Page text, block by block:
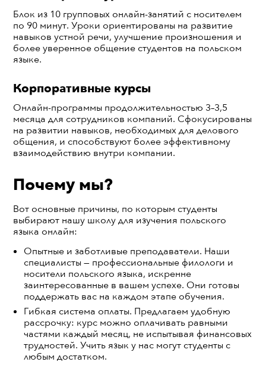
Блок из 10 групповых онлайн-занятий с носителем
по 90 минут. Уроки ориентированы на развитие
навыков устной речи, улучшение произношения и
более уверенное общение студентов на польском
языке.
Корпоративные курсы
Онлайн-программы продолжительностью 3–3,5
месяца для сотрудников компаний. Сфокусированы
на развитии навыков, необходимых для делового
общения, и способствуют более эффективному
взаимодействию внутри компании.
Почему мы?
Вот основные причины, по которым студенты
выбирают нашу школу для изучения польского
языка онлайн:
Опытные и заботливые преподаватели. Наши
специалисты — профессиональные филологи и
носители польского языка, искренне
заинтересованные в вашем успехе. Они готовы
поддержать вас на каждом этапе обучения.
Гибкая система оплаты. Предлагаем удобную
рассрочку: курс можно оплачивать равными
частями каждый месяц, не испытывая финансовых
трудностей. Учить язык у нас могут студенты с
любым достатком.